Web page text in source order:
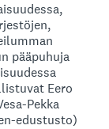
pääpuhuja
Eero
Pekka
edustusto)